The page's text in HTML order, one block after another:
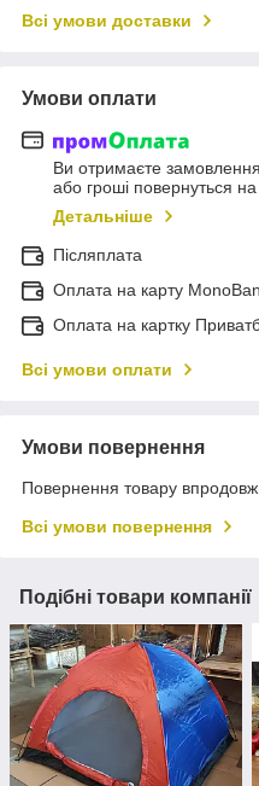
Всі умови доставки
Умови оплати
Ви отримаєте замовлення
або гроші повернуться
Детальніше
Післяплата
Оплата на карту
Оплата на картку
Всі умови оплати
Умови повернення
Повернення товару
Всі умови повернення
Подібні товари компанії